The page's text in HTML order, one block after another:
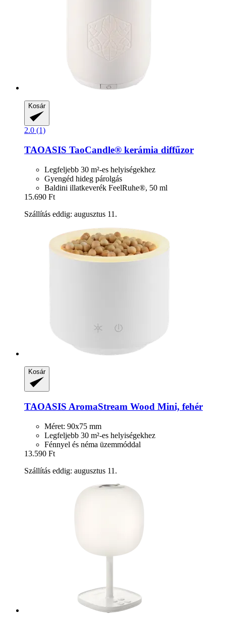
Kosár
2.0 (1)
TAOASIS TaoCandle® kerámia diffűzor
Legfeljebb 30 m²-es helyiségekhez
Gyengéd hideg párolgás
Baldini illatkeverék FeelRuhe®, 50 ml
15.690 Ft
Szállítás eddig: augusztus 11.
Kosár
TAOASIS AromaStream Wood Mini, fehér
Méret: 90x75 mm
Legfeljebb 30 m²-es helyiségekhez
Fénnyel és néma üzemmóddal
13.590 Ft
Szállítás eddig: augusztus 11.